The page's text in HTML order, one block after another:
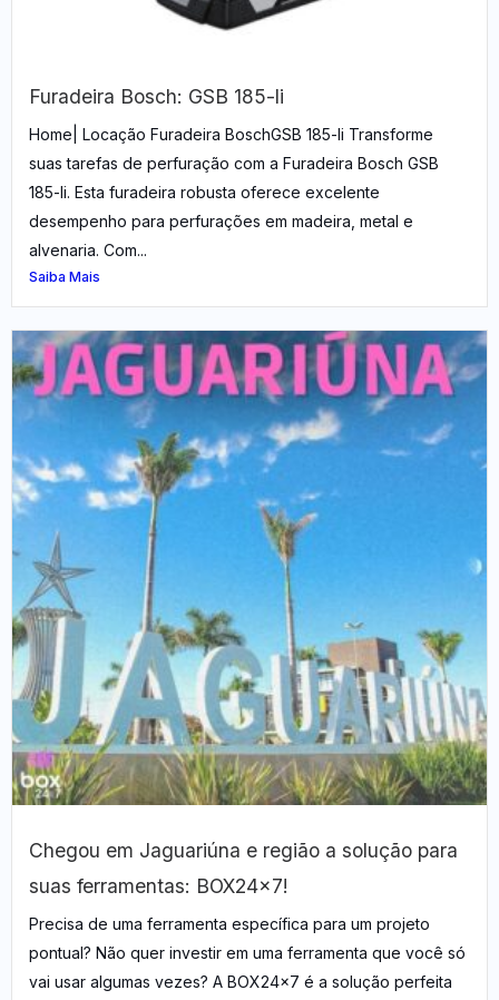
Furadeira Bosch: GSB 185-li
Home| Locação Furadeira BoschGSB 185-li Transforme
suas tarefas de perfuração com a Furadeira Bosch GSB
185-li. Esta furadeira robusta oferece excelente
desempenho para perfurações em madeira, metal e
alvenaria. Com...
Saiba Mais
Chegou em Jaguariúna e região a solução para
suas ferramentas: BOX24x7!
Precisa de uma ferramenta específica para um projeto
pontual? Não quer investir em uma ferramenta que você só
vai usar algumas vezes? A BOX24x7 é a solução perfeita